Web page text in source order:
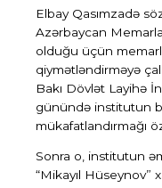
Elbay Qasımzadə
Azərbaycan Memarlar
olduğu üçün
qiymətləndirməyə
Bakı Dövlət Layihə
günündə institutun
mükafatlandırmağı
Sonra o, institutun
“Mikayıl Hüseynov”